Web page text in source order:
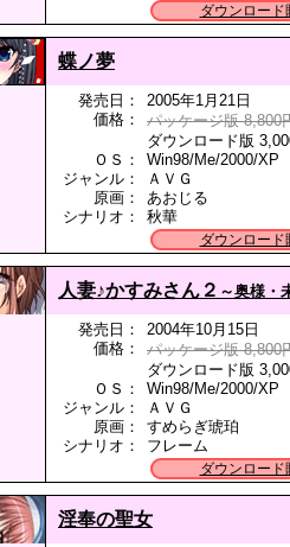
ダウンロード
蝶ノ夢
発売日：
2005年1月21日
価格：
パッケージ版 8,800
ダウンロード版
ＯＳ：
Win98/Me/2000/XP
ジャンル：
ＡＶＧ
原画：
あおじる
シナリオ：
秋華
ダウンロード
人妻♪かすみさん２ ～奥様・
発売日：
2004年10月15日
価格：
パッケージ版 8,800
ダウンロード版
ＯＳ：
Win98/Me/2000/XP
ジャンル：
ＡＶＧ
原画：
すめらぎ琥珀
シナリオ：
フレーム
ダウンロード
淫奉の聖女